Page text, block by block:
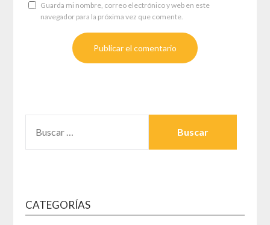
Guarda mi nombre, correo electrónico y web en este
navegador para la próxima vez que comente.
CATEGORÍAS